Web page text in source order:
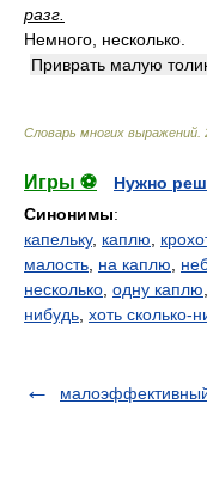
разг.
Немного, несколько.
Приврать малую
Словарь многих выражений
Игры ⚽
Нужно
Синонимы:
капельку, каплю
малость на каплю
несколько одну каплю
нибудь хоть сколько-